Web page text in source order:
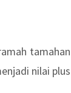
tamahan
nilai plus